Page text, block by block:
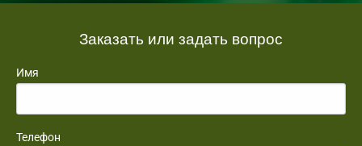
Заказать или задать вопрос
Имя
Телефон